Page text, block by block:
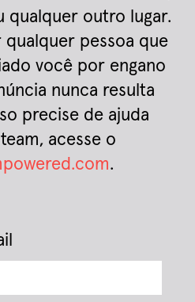
qualquer outro lugar.
pessoa que
você por engano
nunca resulta
precise de ajuda
acesse o
.